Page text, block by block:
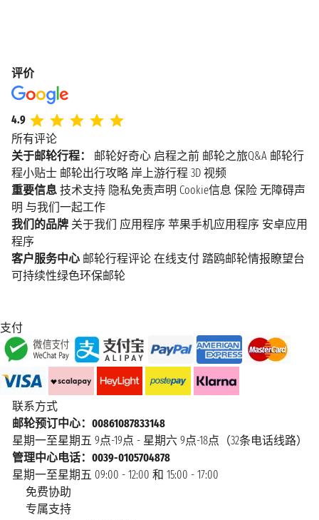
评价
4.9
所有评论
关于邮轮行程：
邮轮好奇心 启程之前 邮轮之旅Q&A 邮轮行
程小贴士 邮轮出行攻略 岸上游行程 3D 视频
重要信息 技术支持 隐私免责声明 Cookie信息 保险 无障碍声
明 与我们一起工作
我们的品牌 关于我们 应用程序 苹果手机应用程序 安卓应用
程序
客户服务中心 邮轮行程评论 在线支付 踏鸥邮轮情报瞭望台
可持续性绿色环保邮轮
支付
联系方式
邮轮预订中心：00861087833148
星期一至星期五 9点-19点 - 星期六 9点-18点（32条电话线路）
管理中心电话：0039-0105704878
星期一至星期五 09:00 - 12:00 和 15:00 - 17:00
免费协助
专属支持